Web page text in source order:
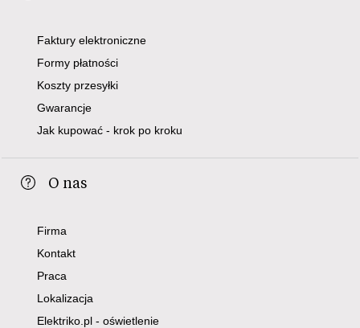
Faktury elektroniczne
Formy płatności
Koszty przesyłki
Gwarancje
Jak kupować - krok po kroku
O nas
Firma
Kontakt
Praca
Lokalizacja
Elektriko.pl - oświetlenie